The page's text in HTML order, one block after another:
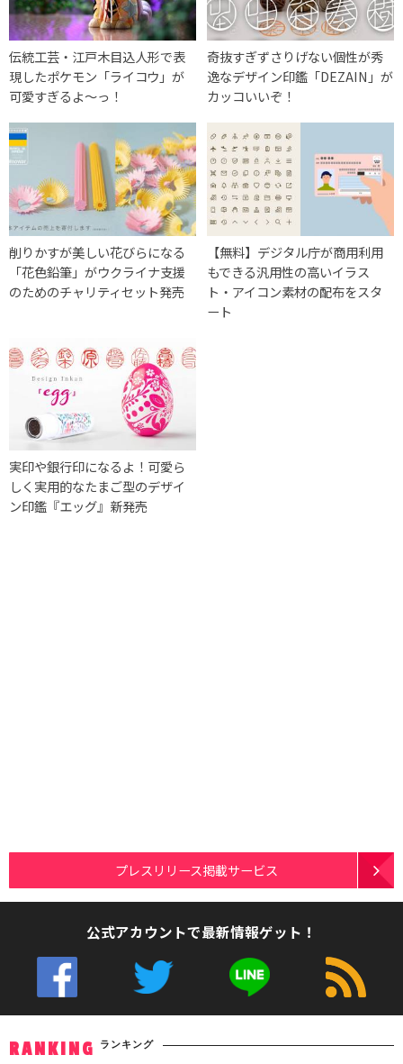
伝統工芸・江戸木目込人形で表
現したポケモン「ライコウ」が
可愛すぎるよ〜っ！
奇抜すぎずさりげない個性が秀
逸なデザイン印鑑「DEZAIN」が
カッコいいぞ！
削りかすが美しい花びらになる
「花色鉛筆」がウクライナ支援
のためのチャリティセット発売
【無料】デジタル庁が商用利用
もできる汎用性の高いイラス
ト・アイコン素材の配布をスタ
ート
実印や銀行印になるよ！可愛ら
しく実用的なたまご型のデザイ
ン印鑑『エッグ』新発売
プレスリリース掲載サービス
公式アカウントで最新情報ゲット！
RANKING ランキング